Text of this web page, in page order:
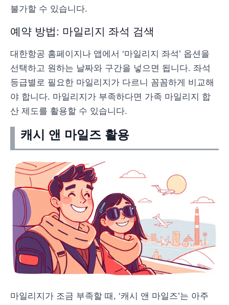
불가할 수 있습니다.
예약 방법: 마일리지 좌석 검색
대한항공 홈페이지나 앱에서 ‘마일리지 좌석’ 옵션을
선택하고 원하는 날짜와 구간을 넣으면 됩니다. 좌석
등급별로 필요한 마일리지가 다르니 꼼꼼하게 비교해
야 합니다. 마일리지가 부족하다면 가족 마일리지 합
산 제도를 활용할 수 있습니다.
캐시 앤 마일즈 활용
마일리지가 조금 부족할 때, ‘캐시 앤 마일즈’는 아주